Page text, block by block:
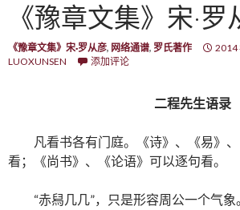
《豫章文集》宋·罗
《豫章文集》宋·罗从彦, 网络通谱, 罗氏著作
2014
LUOXUNSEN
添加评论
二程先生语录
凡看书各有门庭。《诗》、《易》
看；《尚书》、《论语》可以逐句看。
“赤舄几几”，只是形容周公一个气